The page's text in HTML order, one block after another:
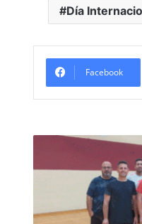
Día
Facebook
por
el
Parabádminton
y